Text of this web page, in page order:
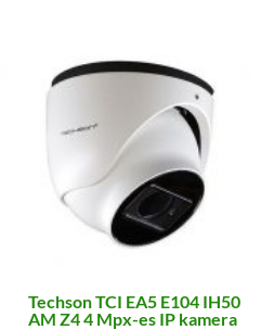
Techson TCI EA5 E104 IH50
AM Z4 4 Mpx-es IP kamera